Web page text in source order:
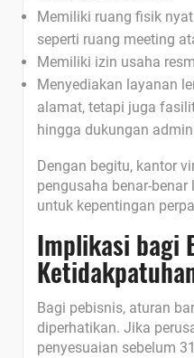
Memiliki ruang fisik
seperti ruang meeting
Memiliki izin usaha
Menyediakan layanan
alamat, tetapi juga
hingga dukungan
Dengan begitu, kantor
pengusaha benar-
untuk kepentingan
Implikasi bagi
Bagi pebisnis, aturan
diperhatikan. Jika
penyesuaian sebelum